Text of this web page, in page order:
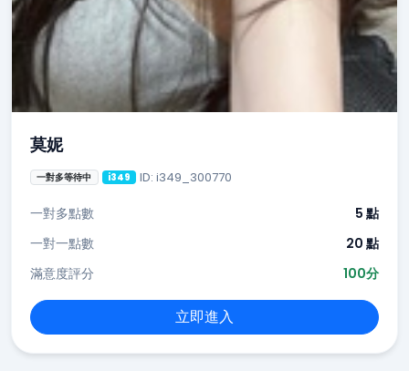
莫妮
一對多等待中 i349 ID: i349_300770
一對多點數
5 點
一對一點數
20 點
滿意度評分
100分
立即進入